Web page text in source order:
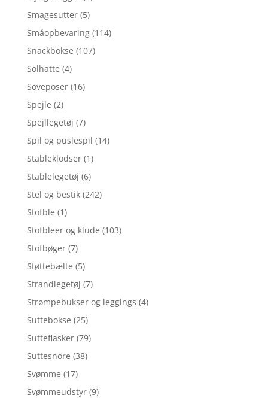
Smagesutter (5)
Småopbevaring (114)
Snackbokse (107)
Solhatte (4)
Soveposer (16)
Spejle (2)
Spejllegetøj (7)
Spil og puslespil (14)
Stableklodser (1)
Stablelegetøj (6)
Stel og bestik (242)
Stofble (1)
Stofbleer og klude (103)
Stofbøger (7)
Støttebælte (5)
Strandlegetøj (7)
Strømpebukser og leggings (4)
Suttebokse (25)
Sutteflasker (79)
Suttesnore (38)
Svømme (17)
Svømmeudstyr (9)